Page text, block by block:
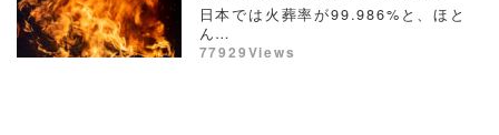
日本では火葬率が99.986%と、ほと
ん…
77929Views